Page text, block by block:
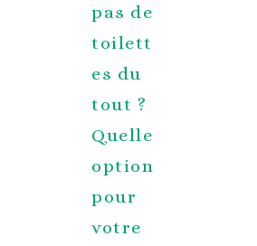
pas de
toilett
es du
tout ?
Quelle
option
pour
votre